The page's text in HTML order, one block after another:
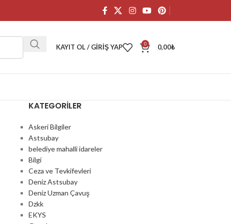
KAYIT OL / GIRIŞ YAP 0 0,00₺
KATEGORILER
Askeri Bilgiler
Astsubay
belediye mahalli idareler
Bilgi
Ceza ve Tevkifevleri
Deniz Astsubay
Deniz Uzman Çavuş
Dzkk
EKYS